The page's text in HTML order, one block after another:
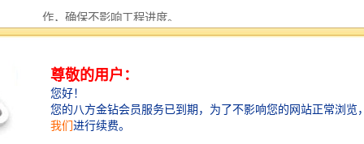
作，确保不影响工程进度。
我们提供多种租赁和销售选项，适应不同客户的预算和
需求。
对于长期合作客户，我们还定期进行维护检查，及时处
理可能出现的问题，保证围挡始终处于较佳状态。